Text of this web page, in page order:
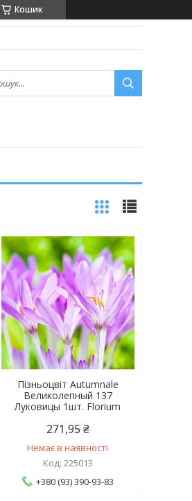
Кошик
Пізньоцвіт Autumnale
Великолепный 137
Луковицы 1шт. Florium
271,95 ₴
Немає в наявності
225013
+380 (93) 390-93-83